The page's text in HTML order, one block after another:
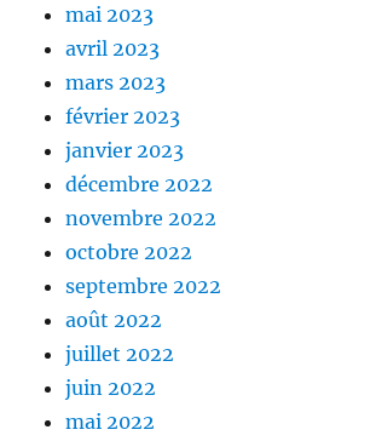
mai 2023
avril 2023
mars 2023
février 2023
janvier 2023
décembre 2022
novembre 2022
octobre 2022
septembre 2022
août 2022
juillet 2022
juin 2022
mai 2022